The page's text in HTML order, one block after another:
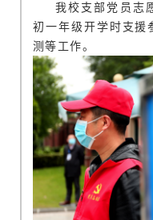
我校支部党员志
初一年级开学时支援
测等工作。